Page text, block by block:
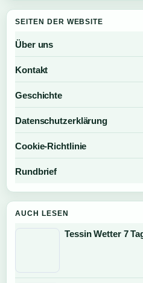
SEITEN DER WEBSITE
Über uns
Kontakt
Geschichte
Datenschutzerklärung
Cookie-Richtlinie
Rundbrief
AUCH LESEN
Tessin Wetter 7